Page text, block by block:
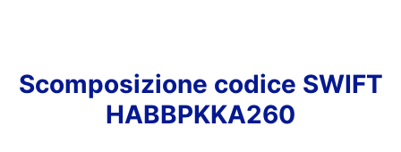
Scomposizione codice SWIFT
HABBPKKA260